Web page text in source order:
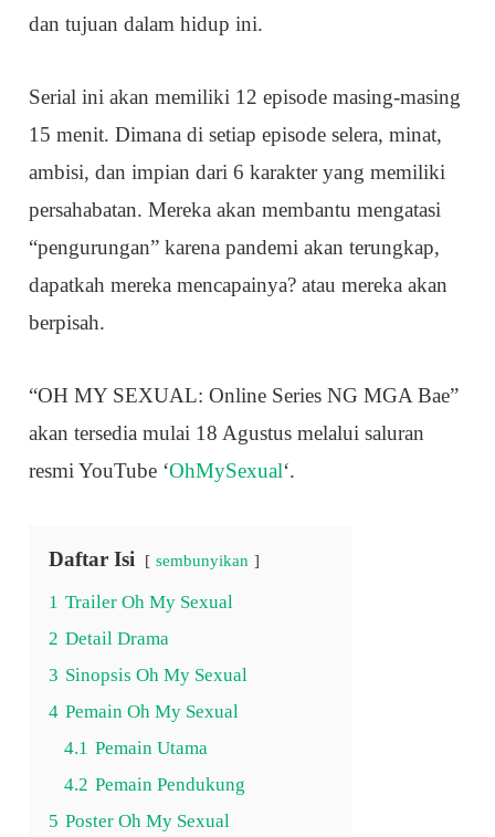
dan tujuan dalam hidup ini.
Serial ini akan memiliki 12 episode masing-masing
15 menit. Dimana di setiap episode selera, minat,
ambisi, dan impian dari 6 karakter yang memiliki
persahabatan. Mereka akan membantu mengatasi
“pengurungan” karena pandemi akan terungkap,
dapatkah mereka mencapainya? atau mereka akan
berpisah.
“OH MY SEXUAL: Online Series NG MGA Bae”
akan tersedia mulai 18 Agustus melalui saluran
resmi YouTube ‘OhMySexual‘.
Daftar Isi sembunyikan
1 Trailer Oh My Sexual
2 Detail Drama
3 Sinopsis Oh My Sexual
4 Pemain Oh My Sexual
4.1 Pemain Utama
4.2 Pemain Pendukung
5 Poster Oh My Sexual